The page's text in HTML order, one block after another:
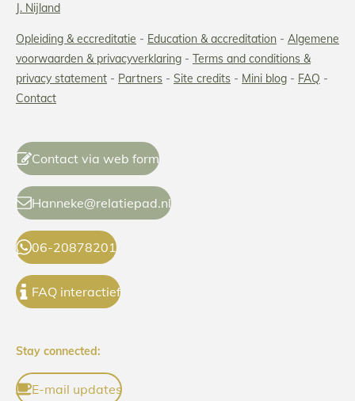
J. Nijland
Opleiding & eccreditatie - Education & accreditation - Algemene
voorwaarden & privacyverklaring - Terms and conditions &
privacy statement - Partners - Site credits - Mini blog - FAQ -
Contact
Contact via web form
Hanneke@relatiepad.nl
06-20878201
FAQ interactief
Stay connected:
E-mail updates